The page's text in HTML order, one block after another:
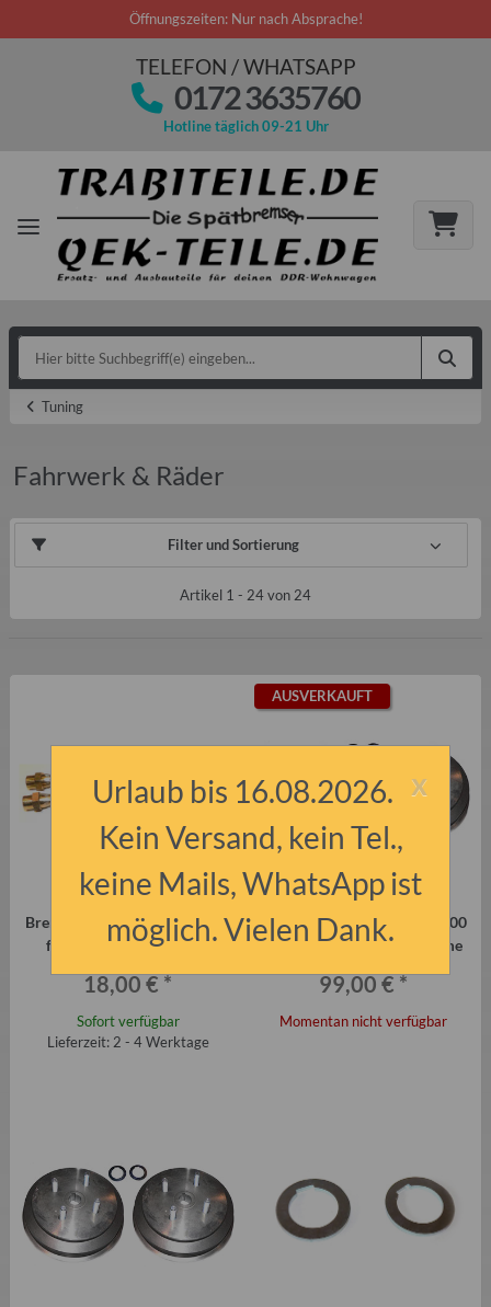
Öffnungszeiten: Nur nach Absprache!
TELEFON / WHATSAPP
0172 3635760
Hotline täglich 09-21 Uhr
Tuning
Fahrwerk & Räder
Filter und Sortierung
Artikel 1 - 24 von 24
Bremsschläuche hinten länger
für Sturzkorrektur Paar
18,00 € *
Sofort verfügbar
Lieferzeit: 2 - 4 Werktage
AUSVERKAUFT
Bremstrommeln mit LK 4x100
Trabant P601 Stellungnahme
99,00 € *
Momentan nicht verfügbar
x
Urlaub bis 16.08.2026.
Kein Versand, kein Tel.,
keine Mails, WhatsApp ist
möglich. Vielen Dank.